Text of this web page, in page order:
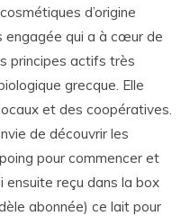
d’origine
engagée qui a à cœur de
principes actifs très
grecque. Elle
et des coopératives.
de découvrir les
pour commencer et
ensuite reçu dans la box
abonnée) ce lait pour